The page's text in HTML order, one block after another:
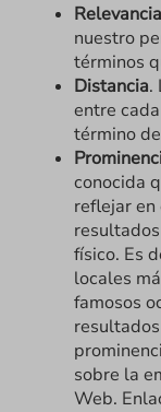
nuestro
términos
Distancia.
entre
término
conocida
reflejar
físico. Es
locales
famosos
sobre la
Web.